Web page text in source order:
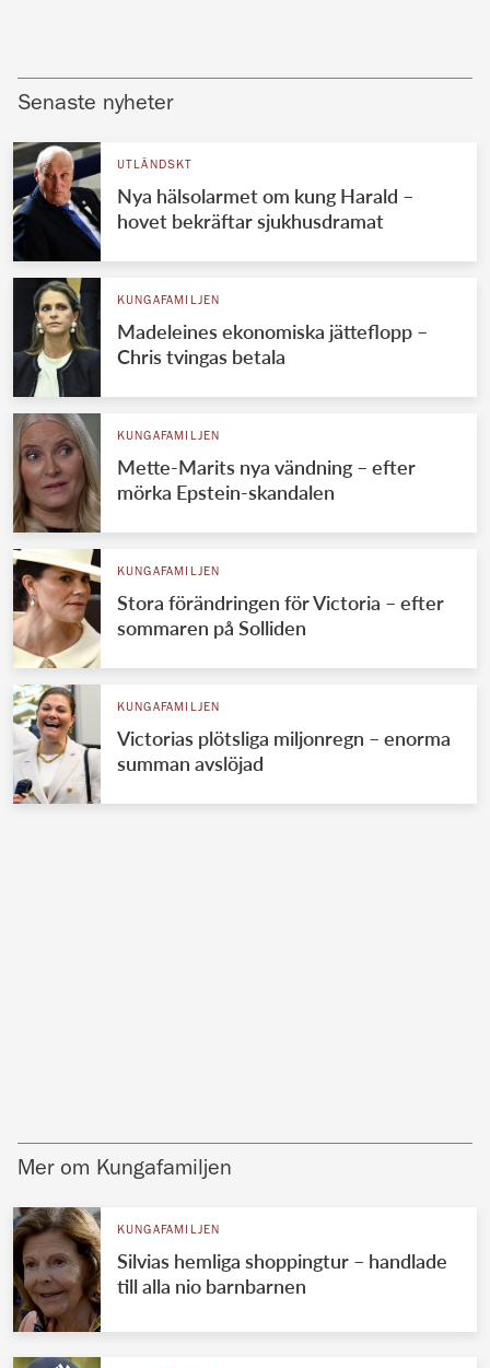
Senaste nyheter
UTLÄNDSKT
Nya hälsolarmet om kung Harald –
hovet bekräftar sjukhusdramat
KUNGAFAMILJEN
Madeleines ekonomiska jätteflopp –
Chris tvingas betala
KUNGAFAMILJEN
Mette-Marits nya vändning – efter
mörka Epstein-skandalen
KUNGAFAMILJEN
Stora förändringen för Victoria – efter
sommaren på Solliden
KUNGAFAMILJEN
Victorias plötsliga miljonregn – enorma
summan avslöjad
Mer om Kungafamiljen
KUNGAFAMILJEN
Silvias hemliga shoppingtur – handlade
till alla nio barnbarnen